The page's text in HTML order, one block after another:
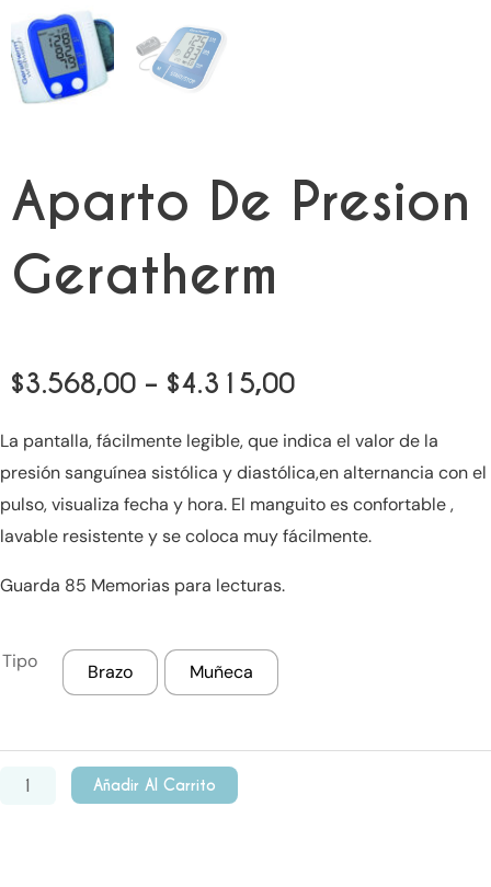
Aparto De Presion
Geratherm
$3.568,00 – $4.315,00Price
range:
$3.568,00
through
La pantalla, fácilmente legible, que indica el valor de la
presión sanguínea sistólica y diastólica,en alternancia con el
pulso, visualiza fecha y hora. El manguito es confortable ,
lavable resistente y se coloca muy fácilmente.
Guarda 85 Memorias para lecturas.
Tipo Brazo Muñeca
Aparto
Añadir Al Carrito